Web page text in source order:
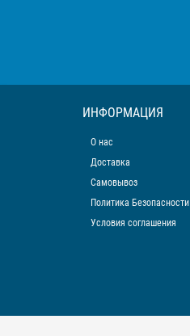
ИНФОРМАЦИЯ
О нас
Доставка
Самовывоз
Политика Безопасности
Условия соглашения